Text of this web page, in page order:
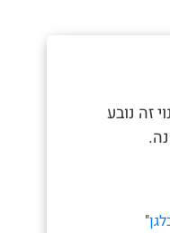
זה נובע
"